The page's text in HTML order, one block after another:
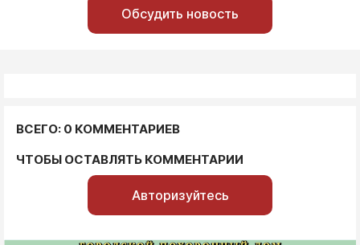
Обсудить новость
ВСЕГО: 0 КОММЕНТАРИЕВ
ЧТОБЫ ОСТАВЛЯТЬ КОММЕНТАРИИ
Авторизуйтесь